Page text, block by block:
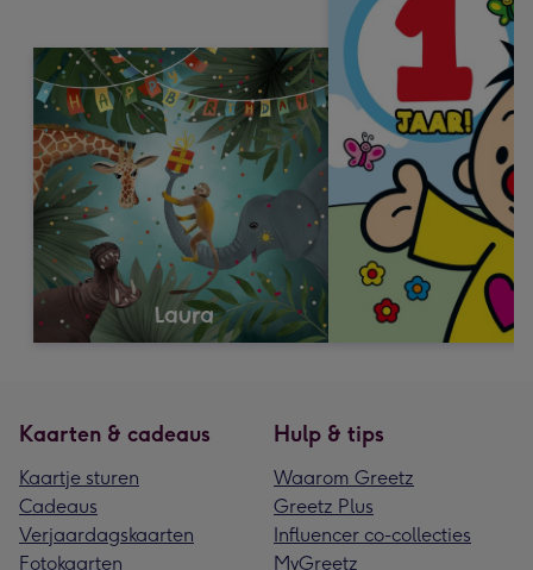
Kaarten & cadeaus
Kaartje sturen
Cadeaus
Verjaardagskaarten
Fotokaarten
Hulp & tips
Waarom Greetz
Greetz Plus
Influencer co-collecties
MyGreetz